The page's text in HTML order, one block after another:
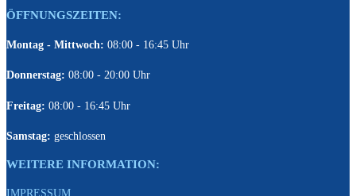
ÖFFNUNGSZEITEN:
Montag - Mittwoch: 08:00 - 16:45 Uhr
Donnerstag: 08:00 - 20:00 Uhr
Freitag: 08:00 - 16:45 Uhr
Samstag: geschlossen
WEITERE INFORMATION:
IMPRESSUM